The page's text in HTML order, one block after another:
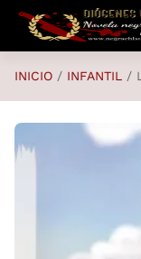
Saltar al contenido
INICIO INFANTIL